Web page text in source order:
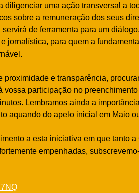
diligenciar uma ação transversal a
sobre a remuneração dos seus
de ferramenta para um
jornalística, para quem a
e transparência,
participação no
Lembramos ainda a
aquando do apelo inicial em Maio
a esta iniciativa em que tanto a
empenhadas,